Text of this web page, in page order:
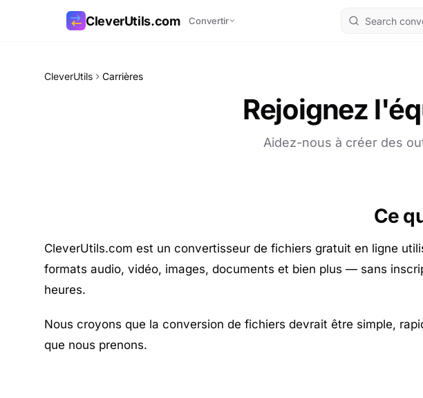
CleverUtils.com Convertir
CleverUtils Carrières
Rejoignez
Aidez-nous à créer des
Ce
CleverUtils.com est un convertisseur de fichiers gratuit en ligne
formats audio, vidéo, images, documents et bien plus — sans
heures.
Nous croyons que la conversion de fichiers devrait être simple,
que nous prenons.